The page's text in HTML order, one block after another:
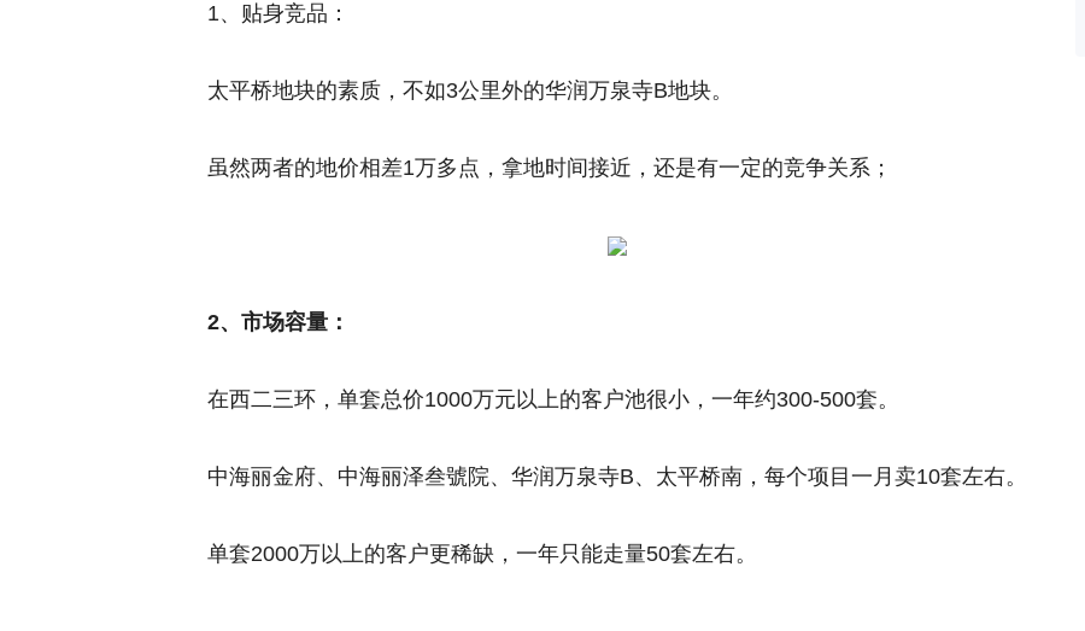
1、贴身竞品：
太平桥地块的素质，不如3公里外的华润万泉寺B地块。
虽然两者的地价相差1万多点，拿地时间接近，还是有一定的竞争关系；
2、市场容量：
在西二三环，单套总价1000万元以上的客户池很小，一年约300-500套。
中海丽金府、中海丽泽叁號院、华润万泉寺B、太平桥南，每个项目一月卖10套左右。
单套2000万以上的客户更稀缺，一年只能走量50套左右。